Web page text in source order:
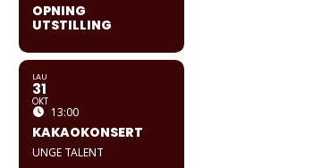
OPNING
UTSTILLING
LAU
31
OKT
13:00
KAKAOKONSERT
UNGE TALENT